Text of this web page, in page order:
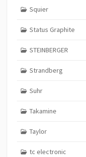
Squier
Status Graphite
STEINBERGER
Strandberg
Suhr
Takamine
Taylor
tc electronic